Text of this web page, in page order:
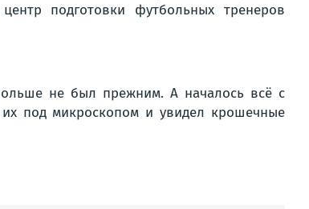
подготовки футбольных тренеров
не был прежним. А началось всё с
их под микроскопом и увидел крошечные